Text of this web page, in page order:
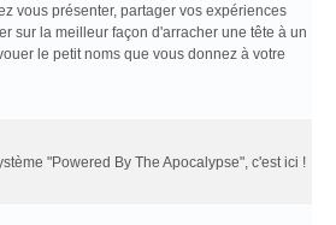
vous présenter, partager vos expériences
sur la meilleur façon d'arracher une tête à un
le petit noms que vous donnez à votre
"Powered By The Apocalypse", c'est ici !